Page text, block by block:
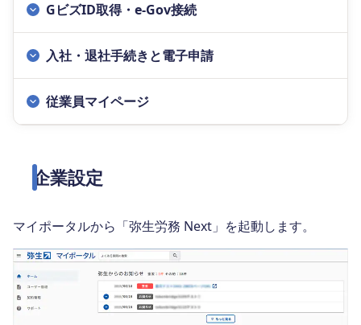
GビズID取得・e-Gov接続
入社・退社手続きと電子申請
従業員マイページ
企業設定
マイポータルから「弥生労務 Next」を起動します。